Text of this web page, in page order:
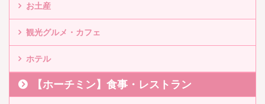
お土産
観光グルメ・カフェ
ホテル
【ホーチミン】食事・レストラン